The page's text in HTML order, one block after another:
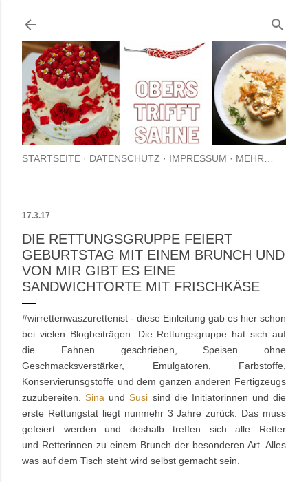
Direkt zum
STARTSEITE DATENSCHUTZ IMPRESSUM MEHR…
17.3.17
DIE RETTUNGSGRUPPE FEIERT
GEBURTSTAG MIT EINEM BRUNCH UND
VON MIR GIBT ES EINE
SANDWICHTORTE MIT FRISCHKÄSE
#wirrettenwaszurettenist - diese Einleitung gab es hier schon
bei vielen Blogbeiträgen. Die Rettungsgruppe hat sich auf
die Fahnen geschrieben, Speisen ohne
Geschmacksverstärker, Emulgatoren, Farbstoffe,
Konservierunsgstoffe und dem ganzen anderen Fertigzeugs
zuzubereiten.Sina undSusi sind die Initiatorinnen und die
erste Rettungstat liegt nunmehr 3 Jahre zurück. Das muss
gefeiert werden und deshalb treffen sich alle Retter
und Retterinnen zu einem Brunch der besonderen Art. Alles
was auf dem Tisch steht wird selbst gemacht sein.